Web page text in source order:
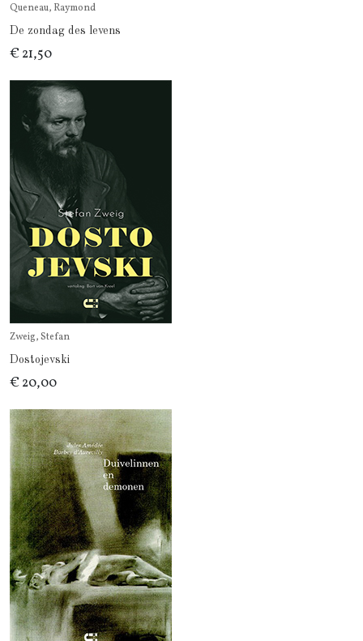
Queneau, Raymond
De zondag des levens
€ 21,50
Zweig, Stefan
Dostojevski
€ 20,00